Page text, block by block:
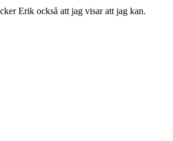
Erik också att jag visar att jag kan.